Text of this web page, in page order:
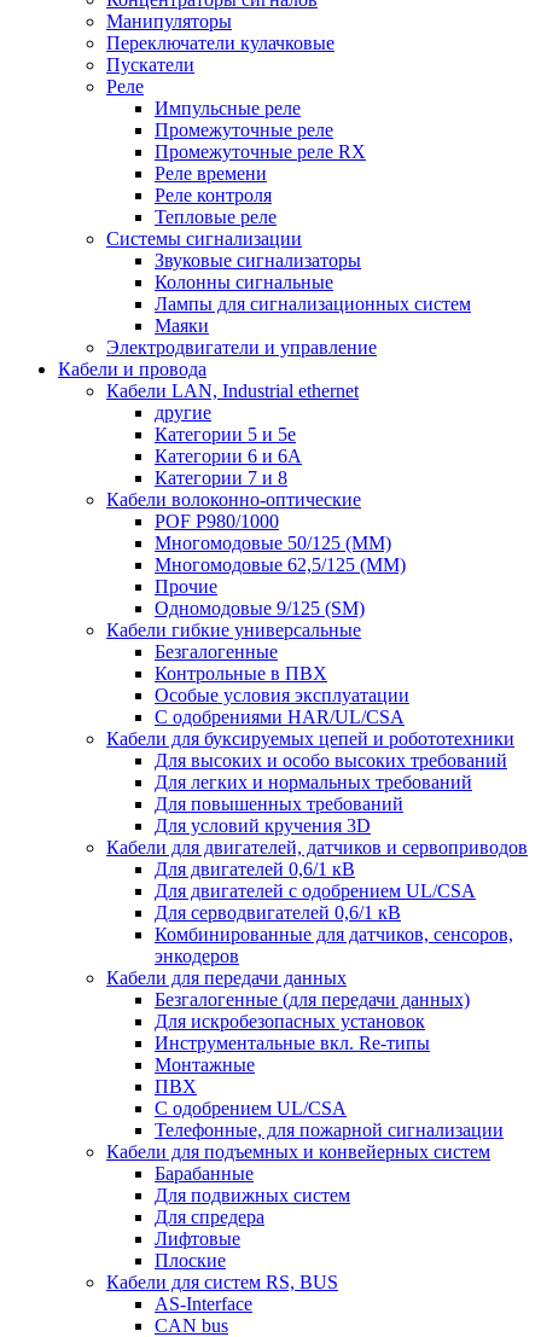
Манипуляторы
Переключатели кулачковые
Пускатели
Реле
Импульсные реле
Промежуточные реле
Промежуточные реле RX
Реле времени
Реле контроля
Тепловые реле
Системы сигнализации
Звуковые сигнализаторы
Колонны сигнальные
Лампы для сигнализационных систем
Маяки
Электродвигатели и управление
Кабели и провода
Кабели LAN, Industrial ethernet
другие
Категории 5 и 5е
Категории 6 и 6A
Категории 7 и 8
Кабели волоконно-оптические
POF P980/1000
Многомодовые 50/125 (ММ)
Многомодовые 62,5/125 (ММ)
Прочие
Одномодовые 9/125 (SM)
Кабели гибкие универсальные
Безгалогенные
Контрольные в ПВХ
Особые условия эксплуатации
С одобрениями HAR/UL/CSA
Кабели для буксируемых цепей и робототехники
Для высоких и особо высоких требований
Для легких и нормальных требований
Для повышенных требований
Для условий кручения 3D
Кабели для двигателей, датчиков и сервоприводов
Для двигателей 0,6/1 кВ
Для двигателей с одобрением UL/CSA
Для серводвигателей 0,6/1 кВ
Комбинированные для датчиков, cенсоров,
энкодеров
Кабели для передачи данных
Безгалогенные (для передачи данных)
Для искробезопасных установок
Инструментальные вкл. Re-типы
Монтажные
ПВХ
С одобрением UL/CSA
Телефонные, для пожарной сигнализации
Кабели для подъемных и конвейерных систем
Барабанные
Для подвижных систем
Для спредера
Лифтовые
Плоские
Кабели для систем RS, BUS
AS-Interface
CAN bus